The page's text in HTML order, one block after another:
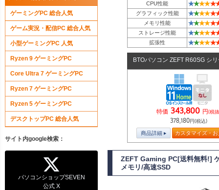
CPU性能
★★★★★
グラフィック性能 ★★★★★
メモリ性能 ★★★★★
ストレージ性能 ★★★★★
拡張性 ★★★★★
BTOパソコン ZEFT R60SG シ
特価 343,800 円(税
378,180円(税込)
商品詳細 カスタマイズ・
ZEFT Gaming PC[送料無料!]
メモリ/高速SSD
ゲーミングPC 総合人気
ゲーム実況・配信PC 総合人気
小型ゲーミングPC 人気
Ryzen 9 ゲーミングPC
Core Ultra 7 ゲーミングPC
Ryzen 7 ゲーミングPC
Ryzen 5 ゲーミングPC
デスクトップPC 総合人気
サイト内google検索：
パソコンショップSEVEN
公式 X